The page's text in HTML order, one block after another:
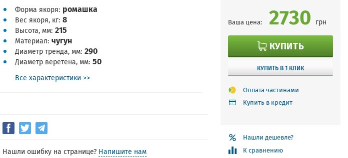
Форма якоря ромашка
Вес якоря, кг 8
Высота, мм 215
Материал чугун
Диаметр тренда, мм 290
Диаметр веретена, мм 50
Все характеристики >>
Нашли ошибку на странице? Напишите нам
Ваша цена: 2730 грн
КУПИТЬ
КУПИТЬ В 1 КЛИК
Оплата частинами
Купить в кредит
Нашли дешевле?
К сравнению